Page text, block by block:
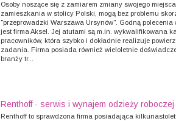
Osoby noszące się z zamiarem zmiany swojego miejsca
zamieszkania w stolicy Polski, mogą bez problemu
"przeprowadzki Warszawa Ursynów". Godną polecenia
jest firma Aksel. Jej atutami są m.in. wykwalifikowana
pracowników, która szybko i dokładnie realizuje
zadania. Firma posiada również wieloletnie
branży tr...
Renthoff - serwis i wynajem odzieży roboczej
Renthoff to sprawdzona firma posiadająca